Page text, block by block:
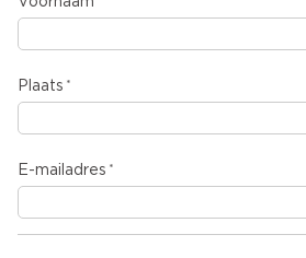
Plaats
E-mailadres